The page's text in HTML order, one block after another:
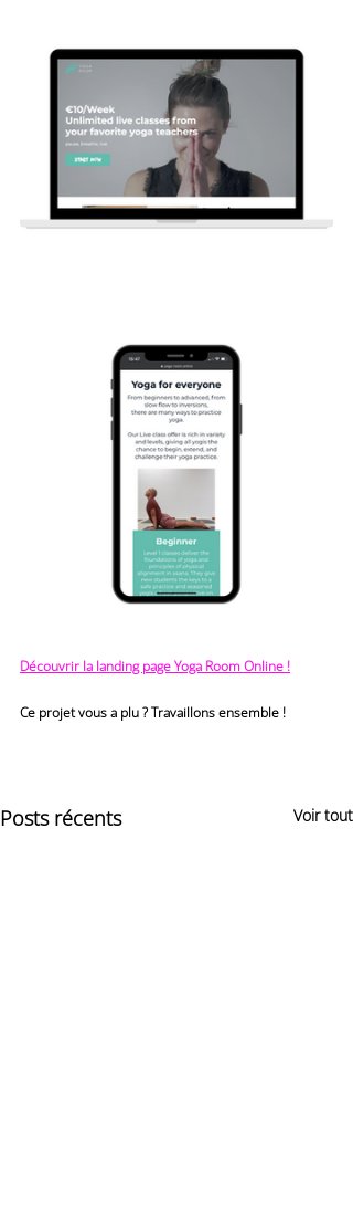
Découvrir la landing page Yoga Room Online !
Ce projet vous a plu ? Travaillons ensemble !
Posts récents Voir tout